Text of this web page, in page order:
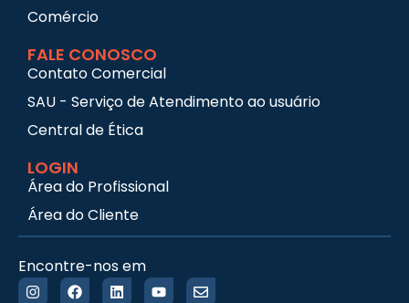
Comércio
FALE CONOSCO
Contato Comercial
SAU - Serviço de Atendimento ao usuário
Central de Ética
LOGIN
Área do Profissional
Área do Cliente
Encontre-nos em